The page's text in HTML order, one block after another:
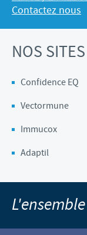
Contactez nous
NOS
Confidence EQ
Vectormune
Immucox
Adaptil